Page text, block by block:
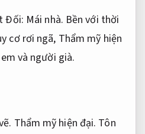
Đối: Mái nhà. Bền với thời
cơ rơi ngã, Thẩm mỹ hiện
và người già.
Thẩm mỹ hiện đại. Tôn